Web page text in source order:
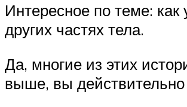
Интересное по теме:
других частях тела.
Да, многие из этих
выше, вы действительно